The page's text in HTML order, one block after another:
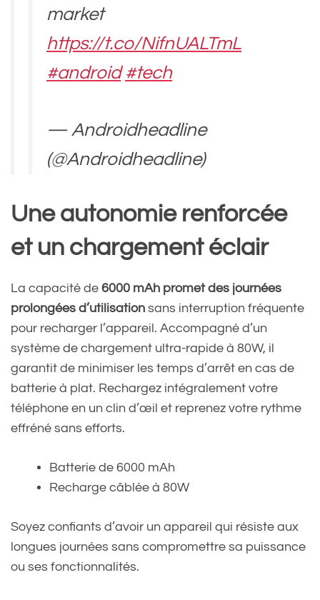
market
https://t.co/NifnUALTmL
#android #tech
— Androidheadline
(@Androidheadline)
Une autonomie renforcée
et un chargement éclair
La capacité de 6000 mAh promet des journées
prolongées d’utilisation sans interruption fréquente
pour recharger l’appareil. Accompagné d’un
système de chargement ultra-rapide à 80W, il
garantit de minimiser les temps d’arrêt en cas de
batterie à plat. Rechargez intégralement votre
téléphone en un clin d’œil et reprenez votre rythme
effréné sans efforts.
Batterie de 6000 mAh
Recharge câblée à 80W
Soyez confiants d’avoir un appareil qui résiste aux
longues journées sans compromettre sa puissance
ou ses fonctionnalités.